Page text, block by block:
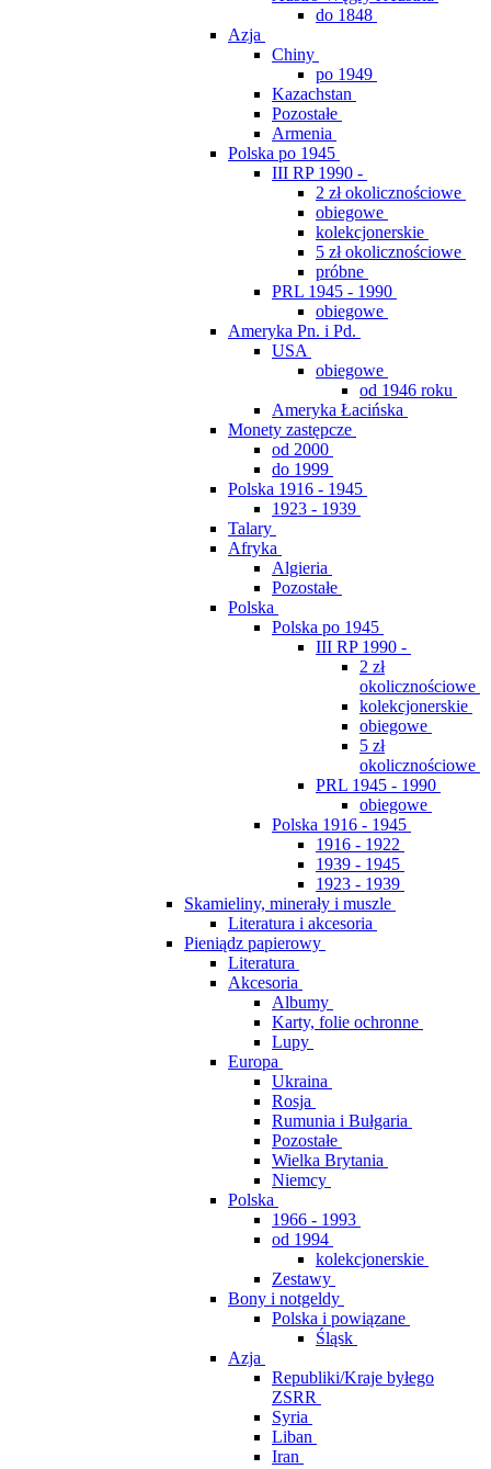
do 1848
Azja
Chiny
po 1949
Kazachstan
Pozostałe
Armenia
Polska po 1945
III RP 1990 -
2 zł okolicznościowe
obiegowe
kolekcjonerskie
5 zł okolicznościowe
próbne
PRL 1945 - 1990
obiegowe
Ameryka Pn. i Pd.
USA
obiegowe
od 1946 roku
Ameryka Łacińska
Monety zastępcze
od 2000
do 1999
Polska 1916 - 1945
1923 - 1939
Talary
Afryka
Algieria
Pozostałe
Polska
Polska po 1945
III RP 1990 -
2 zł
okolicznościowe
kolekcjonerskie
obiegowe
5 zł
okolicznościowe
PRL 1945 - 1990
obiegowe
Polska 1916 - 1945
1916 - 1922
1939 - 1945
1923 - 1939
Skamieliny, minerały i muszle
Literatura i akcesoria
Pieniądz papierowy
Literatura
Akcesoria
Albumy
Karty, folie ochronne
Lupy
Europa
Ukraina
Rosja
Rumunia i Bułgaria
Pozostałe
Wielka Brytania
Niemcy
Polska
1966 - 1993
od 1994
kolekcjonerskie
Zestawy
Bony i notgeldy
Polska i powiązane
Śląsk
Azja
Republiki/Kraje byłego
ZSRR
Syria
Liban
Iran